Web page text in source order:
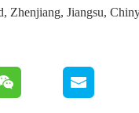
Zhenjiang, Jiangsu,